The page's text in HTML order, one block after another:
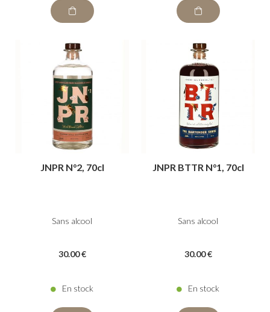
JNPR N°2, 70cl
Sans alcool
30.00 €
En stock
JNPR BTTR N°1, 70cl
Sans alcool
30.00 €
En stock